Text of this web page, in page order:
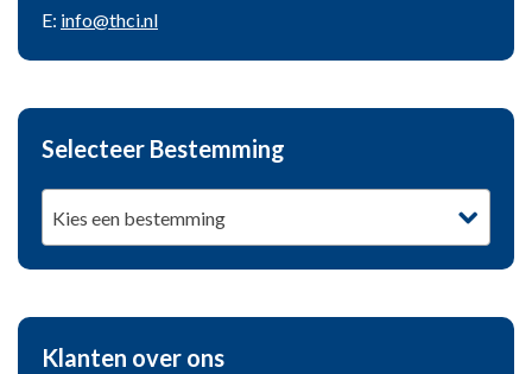
E: info@thci.nl
Selecteer Bestemming
Kies een bestemming
Klanten over ons